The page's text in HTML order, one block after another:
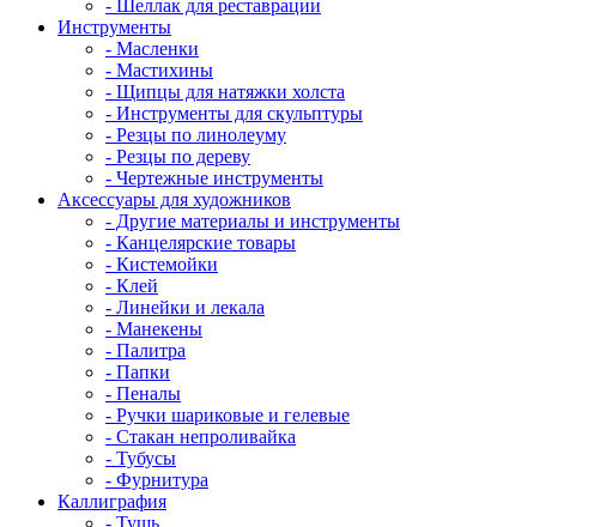
- Шеллак для реставрации
Инструменты
- Масленки
- Мастихины
- Щипцы для натяжки холста
- Инструменты для скульптуры
- Резцы по линолеуму
- Резцы по дереву
- Чертежные инструменты
Аксессуары для художников
- Другие материалы и инструменты
- Канцелярские товары
- Кистемойки
- Клей
- Линейки и лекала
- Манекены
- Палитра
- Папки
- Пеналы
- Ручки шариковые и гелевые
- Стакан непроливайка
- Тубусы
- Фурнитура
Каллиграфия
- Тушь